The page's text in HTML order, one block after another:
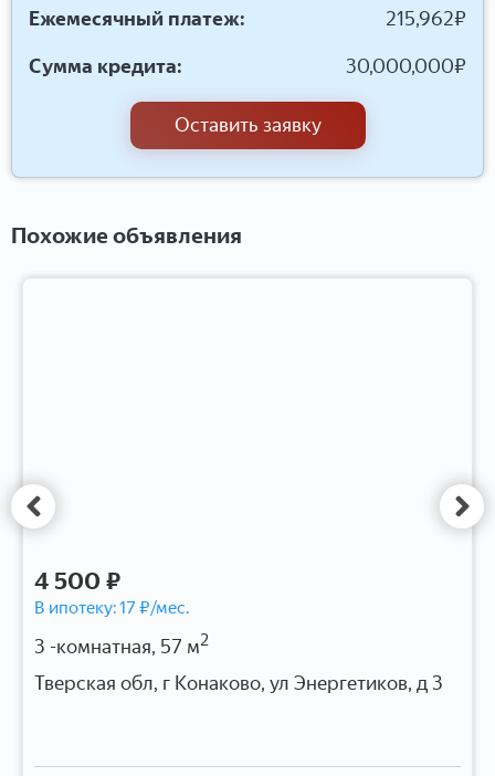
Ежемесячный платеж: 215,962₽
Сумма кредита:
30,000,000₽
Оставить заявку
Похожие объявления
4 500 ₽
В ипотеку:17 ₽/мес.
3 -комнатная, 57 м2
Тверская обл, г Конаково, ул Энергетиков, д 3